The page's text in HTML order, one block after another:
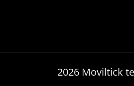
2026 Moviltick